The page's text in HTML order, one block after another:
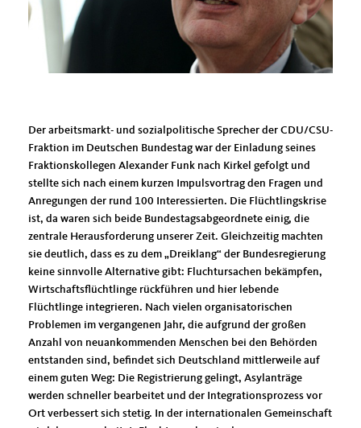
Der arbeitsmarkt- und sozialpolitische Sprecher der CDU/CSU-
Fraktion im Deutschen Bundestag war der Einladung seines
Fraktionskollegen Alexander Funk nach Kirkel gefolgt und
stellte sich nach einem kurzen Impulsvortrag den Fragen und
Anregungen der rund 100 Interessierten. Die Flüchtlingskrise
ist, da waren sich beide Bundestagsabgeordnete einig, die
zentrale Herausforderung unserer Zeit. Gleichzeitig machten
sie deutlich, dass es zu dem „Dreiklang“ der Bundesregierung
keine sinnvolle Alternative gibt: Fluchtursachen bekämpfen,
Wirtschaftsflüchtlinge rückführen und hier lebende
Flüchtlinge integrieren. Nach vielen organisatorischen
Problemen im vergangenen Jahr, die aufgrund der großen
Anzahl von neuankommenden Menschen bei den Behörden
entstanden sind, befindet sich Deutschland mittlerweile auf
einem guten Weg: Die Registrierung gelingt, Asylanträge
werden schneller bearbeitet und der Integrationsprozess vor
Ort verbessert sich stetig. In der internationalen Gemeinschaft